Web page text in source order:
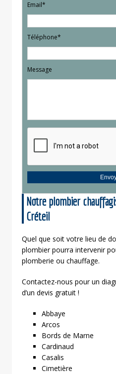
Email*
Téléphone*
Message
Notre plombier
Créteil
Quel que soit votre lieu de
plombier pourra intervenir
plomberie ou chauffage.
Contactez-nous pour un
d’un devis gratuit !
Abbaye
Arcos
Bords de Marne
Cardinaud
Casalis
Cimetière